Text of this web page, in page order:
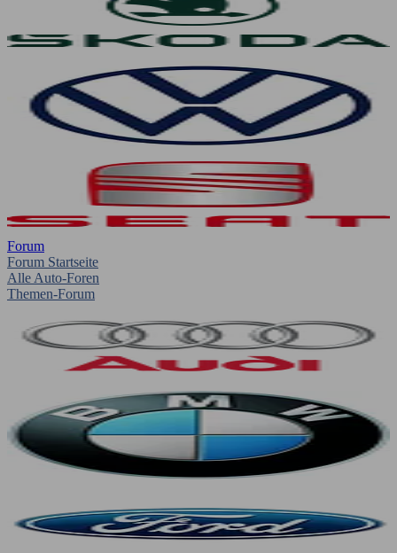
Forum
Forum Startseite
Alle Auto-Foren
Themen-Forum